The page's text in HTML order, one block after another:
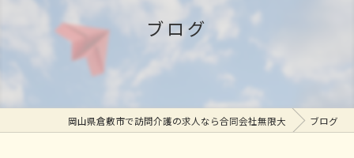
ブログ
岡山県倉敷市で訪問介護の求人なら合同会社無限大 ブログ